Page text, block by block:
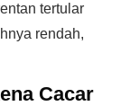
tertular
rendah,
Cacar